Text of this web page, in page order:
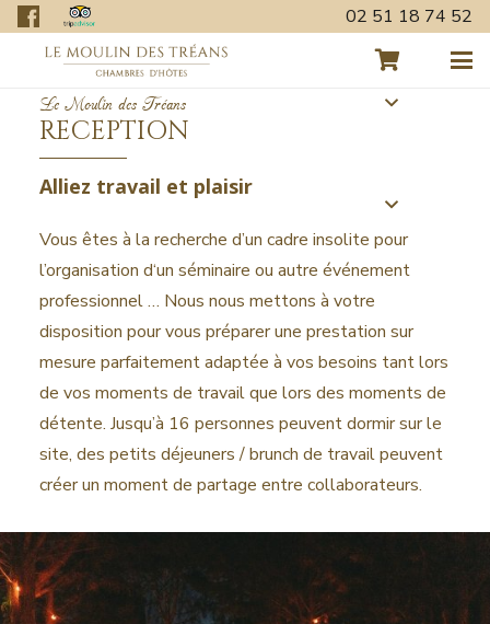
02 51 18 74 52
Le Moulin des Tréans
RECEPTION
Alliez travail et plaisir
Vous êtes à la recherche d’un cadre insolite pour
l’organisation d‘un séminaire ou autre événement
professionnel … Nous nous mettons à votre
disposition pour vous préparer une prestation sur
mesure parfaitement adaptée à vos besoins tant lors
de vos moments de travail que lors des moments de
détente. Jusqu’à 16 personnes peuvent dormir sur le
site, des petits déjeuners / brunch de travail peuvent
créer un moment de partage entre collaborateurs.